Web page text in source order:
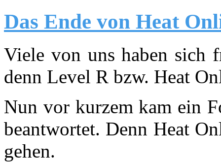
Das Ende von Heat
Viele von uns haben sich
denn Level R bzw. Heat
Nun vor kurzem kam ein
beantwortet. Denn Heat
gehen.